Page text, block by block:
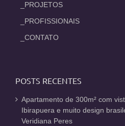
_PROJETOS
_PROFISSIONAIS
_CONTATO
POSTS RECENTES
Apartamento de 300m² com
Ibirapuera e muito design
Veridiana Peres